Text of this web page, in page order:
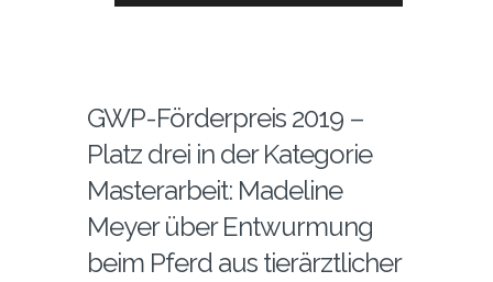
GWP-Förderpreis 2019 –
Platz drei in der Kategorie
Masterarbeit: Madeline
Meyer über Entwurmung
beim Pferd aus tierärztlicher